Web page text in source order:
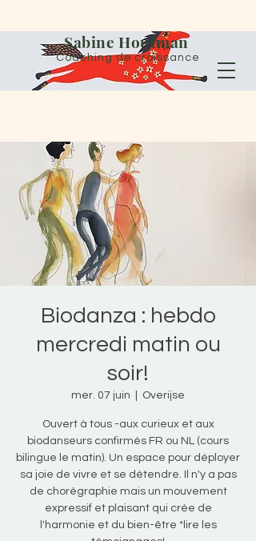
Sabine Houtman
Coaching de croissance
Biodanza : hebdo
mercredi matin ou
soir!
mer. 07 juin Overijse
Ouvert à tous -aux curieux et aux
biodanseurs confirmés FR ou NL (cours
bilingue le matin). Un espace pour déployer
sa joie de vivre et se détendre. Il n'y a pas
de chorégraphie mais un mouvement
expressif et plaisant qui crée de
l'harmonie et du bien-être *lire les